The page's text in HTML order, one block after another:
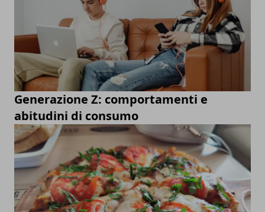
Generazione Z: comportamenti e
abitudini di consumo